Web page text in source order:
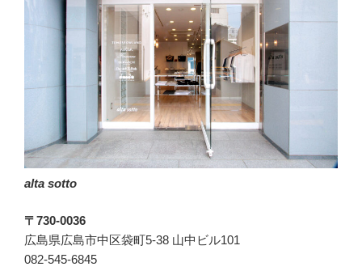
ー
に
か
れ
な
い
ニ
エ
ル
alta sotto
〒730-0036
広島県広島市中区袋町5-38 山中ビル101
082-545-6845